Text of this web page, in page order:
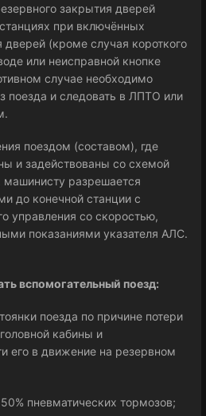
закрытия дверей
при включённых
(кроме случая короткого
или неисправной кнопке
случае необходимо
поезда и следовать в ЛПТО или
поездом (составом), где
и задействованы со схемой
машинисту разрешается
до конечной станции с
управления со скоростью,
показаниями указателя АЛС.
вспомогательный поезд:
поезда по причине потери
кабины и
его в движение на резервном
пневматических тормозов;